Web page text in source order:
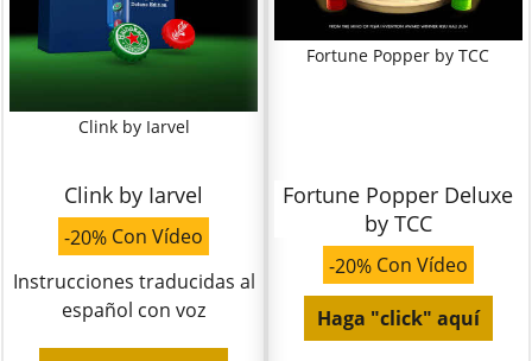
Clink by Iarvel
Clink by Iarvel
-20% Con Vídeo
Instrucciones traducidas al
español con voz
Fortune Popper by TCC
Fortune Popper Deluxe
by TCC
-20% Con Vídeo
Haga "click" aquí